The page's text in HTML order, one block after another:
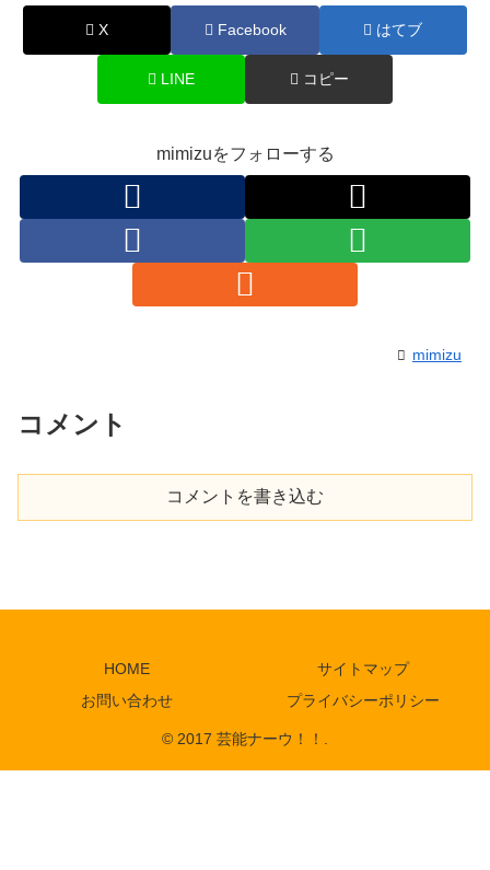
X Facebook はてブ
LINE コピー
mimizuをフォローする
mimizu
コメント
コメントを書き込む
HOME
サイトマップ
お問い合わせ
プライバシーポリシー
© 2017 芸能ナーウ！！.